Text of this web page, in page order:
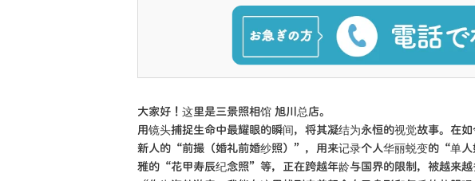
大家好！这里是三景照相馆 旭川总店。
用镜头捕捉生命中最耀眼的瞬间，将其凝结为永恒的视觉故事。在
新人的“前撮（婚礼前婚纱照）”，用来记录个人华丽蜕变的“单
雅的“花甲寿辰纪念照”等，正在跨越年龄与国界的限制，被越来越